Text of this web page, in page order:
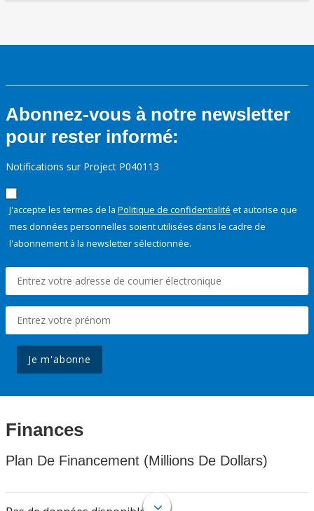
Abonnez-vous à notre newsletter
pour rester informé:
Notifications sur Project P040113
J'accepte les termes de la Politique de confidentialité et autorise que
mes données personnelles soient utilisées dans le cadre de
l'abonnement à la newsletter sélectionnée.
Je m'abonne
Finances
Plan De Financement (Millions De Dollars)